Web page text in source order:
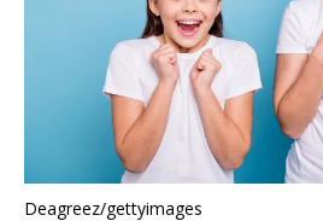
Deagreez/gettyimages